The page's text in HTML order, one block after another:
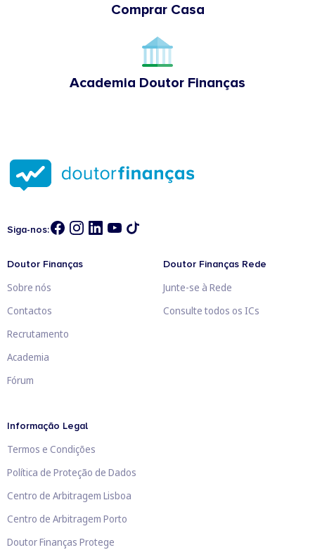
Comprar Casa
Academia Doutor Finanças
Siga-nos:
Doutor Finanças
Sobre nós
Contactos
Recrutamento
Academia
Fórum
Doutor Finanças Rede
Junte-se à Rede
Consulte todos os ICs
Informação Legal
Termos e Condições
Política de Proteção de Dados
Centro de Arbitragem Lisboa
Centro de Arbitragem Porto
Doutor Finanças Protege